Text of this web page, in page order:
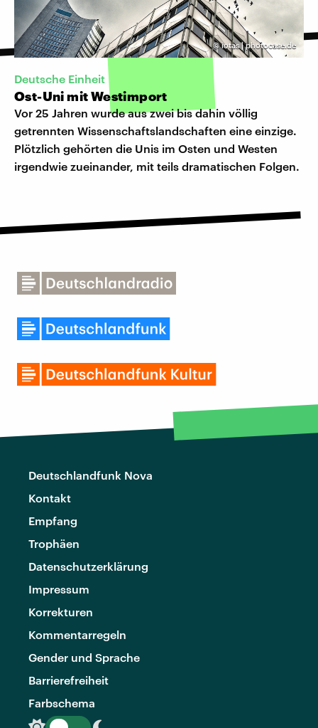
©iotas | photocase.de
Deutsche Einheit
Ost-Uni mit Westimport
Vor 25 Jahren wurde aus zwei bis dahin völlig
getrennten Wissenschaftslandschaften eine einzige.
Plötzlich gehörten die Unis im Osten und Westen
irgendwie zueinander, mit teils dramatischen Folgen.
Deutschlandfunk Nova
Kontakt
Empfang
Trophäen
Datenschutzerklärung
Impressum
Korrekturen
Kommentarregeln
Gender und Sprache
Barrierefreiheit
Farbschema